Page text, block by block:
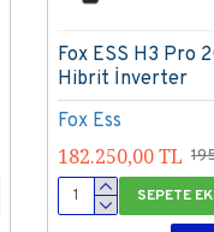
Fox Ess
Fox ESS H3 Pro
Hibrit İnverter
182.250,00 TL
SEPETE